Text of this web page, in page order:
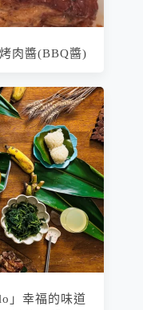
肉醬(BBQ醬)
」幸福的味道